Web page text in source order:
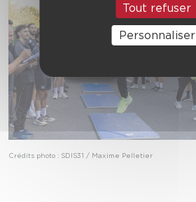
Crédits photo : SDIS31 / Maxime Pelletier
Tout refuser
Personnaliser